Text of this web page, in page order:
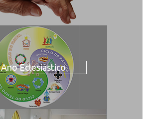
Ano Eclesiástico